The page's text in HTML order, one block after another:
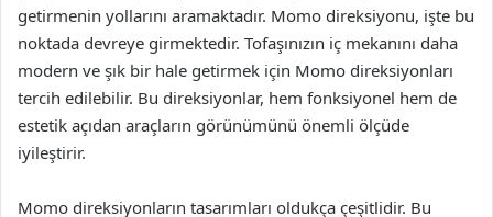
getirmenin yollarını aramaktadır. Momo direksiyonu, işte bu
noktada devreye girmektedir. Tofaşınızın iç mekanını daha
modern ve şık bir hale getirmek için Momo direksiyonları
tercih edilebilir. Bu direksiyonlar, hem fonksiyonel hem de
estetik açıdan araçların görünümünü önemli ölçüde
iyileştirir.
Momo direksiyonların tasarımları oldukça çeşitlidir. Bu